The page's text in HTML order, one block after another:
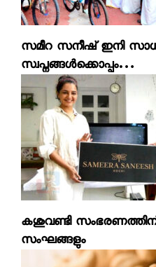
സമീറ സനീഷ് ഇനി
സ്വപ്നങ്ങള്‍ക്കൊപ്പം…
കശുവണ്ടി
സംഘങ്ങളും